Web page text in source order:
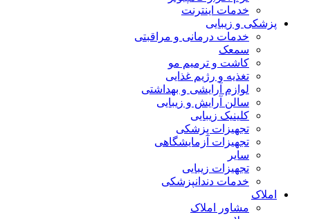
خدمات اینترنت
پزشکی و زیبایی
خدمات درمانی و مراقبتی
سمعک
کاشت و ترمیم مو
تغذیه و رژیم غذایی
لوازم آرایشی و بهداشتی
سالن آرایش و زیبایی
کلینیک زیبایی
تجهیزات پزشکی
تجهیزات آزمایشگاهی
سایر
تجهیزات زیبایی
خدمات دندانپزشکی
املاک
مشاور املاک